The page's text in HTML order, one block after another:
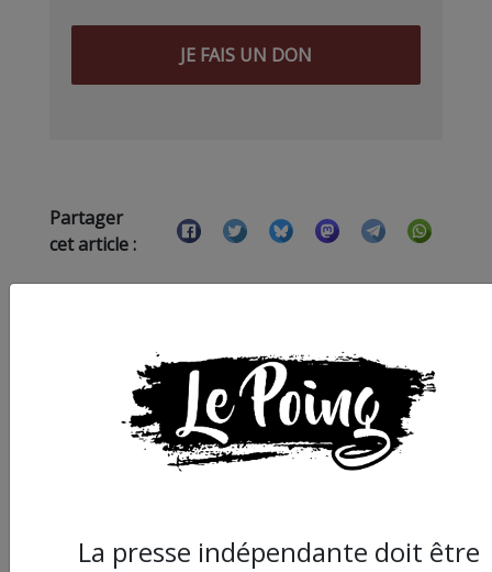
JE FAIS UN DON
Partager
cet article :
ARTICLE SUIVANT :
La presse indépendante doit être